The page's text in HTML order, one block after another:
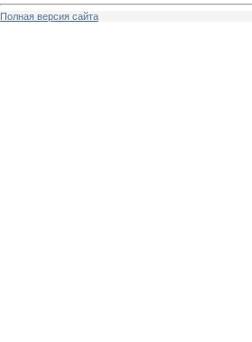
Полная версия сайта